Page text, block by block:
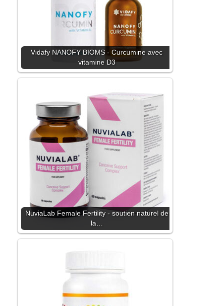
Vidafy NANOFY BIOMS - Curcumine avec
vitamine D3
NuviaLab Female Fertility - soutien naturel de
la…